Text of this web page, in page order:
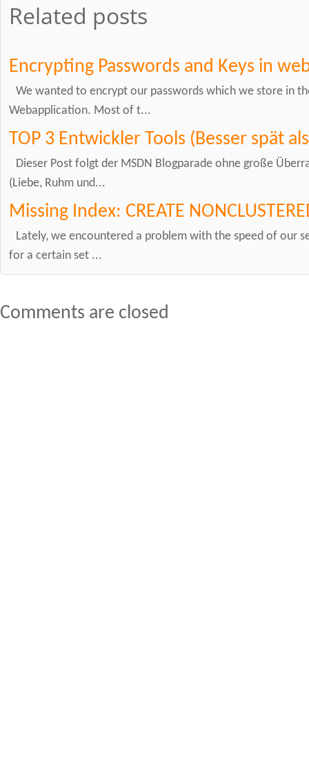
Related posts
Encrypting Passwords and Keys in
We wanted to encrypt our passwords which we store in
Webapplication. Most of t...
TOP 3 Entwickler Tools (Besser spät
Dieser Post folgt der MSDN Blogparade ohne große
(Liebe, Ruhm und...
Missing Index: CREATE
Lately, we encountered a problem with the speed of our
for a certain set ...
Comments are closed